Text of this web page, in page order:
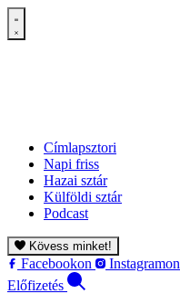
Címlapsztori
Napi friss
Hazai sztár
Külföldi sztár
Podcast
Kövess minket!
Facebookon Instagramon
Előfizetés